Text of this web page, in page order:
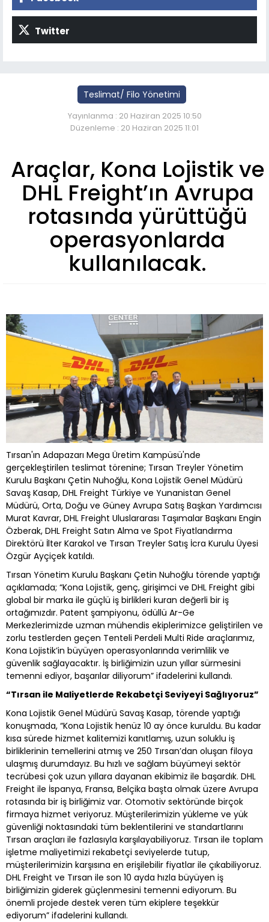
Twitter
Teslimat/ Filo Yönetimi
Yayınlanma : 20 Haziran 2025 10:50
Düzenleme : 20 Haziran 2025 11:01
Araçlar, Kona Lojistik ve
DHL Freight’ın Avrupa
rotasında yürüttüğü
operasyonlarda
kullanılacak.
Tırsan'ın Adapazarı Mega Üretim Kampüsü'nde
gerçekleştirilen teslimat törenine; Tırsan Treyler Yönetim
Kurulu Başkanı Çetin Nuhoğlu, Kona Lojistik Genel Müdürü
Savaş Kasap, DHL Freight Türkiye ve Yunanistan Genel
Müdürü, Orta, Doğu ve Güney Avrupa Satış Başkan Yardımcısı
Murat Kavrar, DHL Freight Uluslararası Taşımalar Başkanı Engin
Özberak, DHL Freight Satın Alma ve Spot Fiyatlandırma
Direktörü İlter Karakol ve Tırsan Treyler Satış İcra Kurulu Üyesi
Özgür Ayçiçek katıldı.
Tırsan Yönetim Kurulu Başkanı Çetin Nuhoğlu törende yaptığı
açıklamada; “Kona Lojistik, genç, girişimci ve DHL Freight gibi
global bir marka ile güçlü iş birlikleri kuran değerli bir iş
ortağımızdır. Patent şampiyonu, ödüllü Ar-Ge
Merkezlerimizde uzman mühendis ekiplerimizce geliştirilen ve
zorlu testlerden geçen Tenteli Perdeli Multi Ride araçlarımız,
Kona Lojistik’in büyüyen operasyonlarında verimlilik ve
güvenlik sağlayacaktır. İş birliğimizin uzun yıllar sürmesini
temenni ediyor, başarılar diliyorum” ifadelerini kullandı.
“Tırsan ile Maliyetlerde Rekabetçi Seviyeyi Sağlıyoruz”
Kona Lojistik Genel Müdürü Savaş Kasap, törende yaptığı
konuşmada, “Kona Lojistik henüz 10 ay önce kuruldu. Bu kadar
kısa sürede hizmet kalitemizi kanıtlamış, uzun soluklu iş
birliklerinin temellerini atmış ve 250 Tırsan’dan oluşan filoya
ulaşmış durumdayız. Bu hızlı ve sağlam büyümeyi sektör
tecrübesi çok uzun yıllara dayanan ekibimiz ile başardık. DHL
Freight ile İspanya, Fransa, Belçika başta olmak üzere Avrupa
rotasında bir iş birliğimiz var. Otomotiv sektöründe birçok
firmaya hizmet veriyoruz. Müşterilerimizin yükleme ve yük
güvenliği noktasındaki tüm beklentilerini ve standartlarını
Tırsan araçları ile fazlasıyla karşılayabiliyoruz. Tırsan ile toplam
işletme maliyetimizi rekabetçi seviyelerde tutup,
müşterilerimizin karşısına en erişilebilir fiyatlar ile çıkabiliyoruz.
DHL Freight ve Tırsan ile son 10 ayda hızla büyüyen iş
birliğimizin giderek güçlenmesini temenni ediyorum. Bu
önemli projede destek veren tüm ekiplere teşekkür
ediyorum” ifadelerini kullandı.